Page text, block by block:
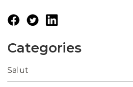
Categories
Salut